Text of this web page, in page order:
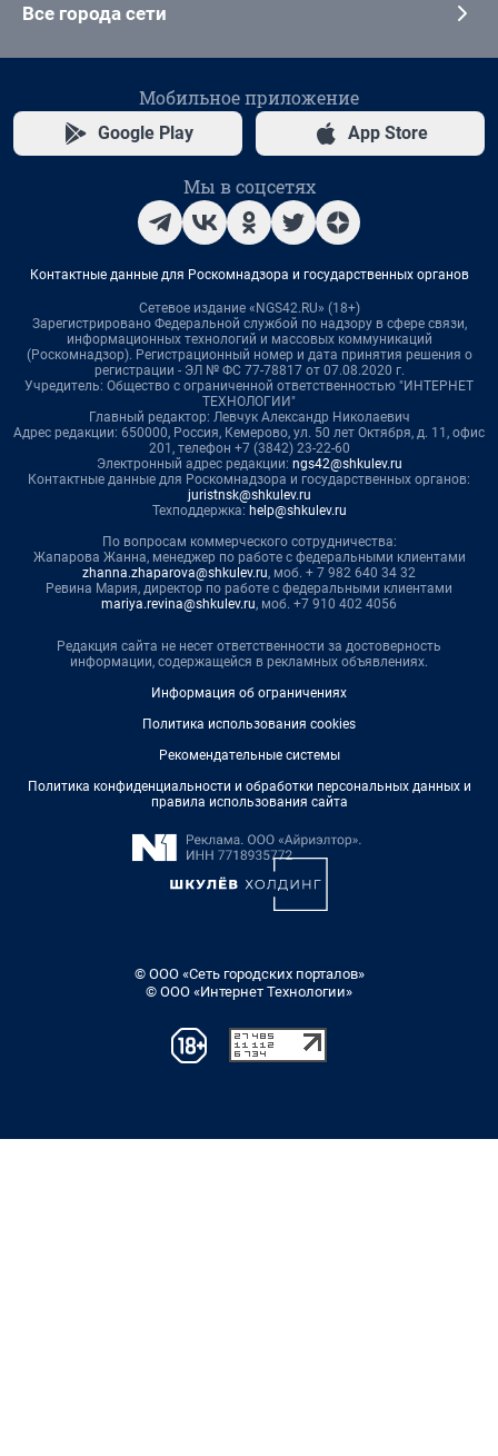
Все города сети
Мобильное приложение
Google Play App Store
Мы в соцсетях
Контактные данные для Роскомнадзора и государственных органов
Сетевое издание «NGS42.RU» (18+)
Зарегистрировано Федеральной службой по надзору в сфере связи,
информационных технологий и массовых коммуникаций
(Роскомнадзор). Регистрационный номер и дата принятия решения о
регистрации - ЭЛ № ФС 77-78817 от 07.08.2020 г.
Учредитель: Общество с ограниченной ответственностью "ИНТЕРНЕТ
ТЕХНОЛОГИИ"
Главный редактор: Левчук Александр Николаевич
Адрес редакции: 650000, Россия, Кемерово, ул. 50 лет Октября, д. 11, офис
201, телефон +7 (3842) 23-22-60
Электронный адрес редакции: ngs42@shkulev.ru
Контактные данные для Роскомнадзора и государственных органов:
juristnsk@shkulev.ru
Техподдержка: help@shkulev.ru
По вопросам коммерческого сотрудничества:
Жапарова Жанна, менеджер по работе с федеральными клиентами
zhanna.zhaparova@shkulev.ru, моб. + 7 982 640 34 32
Ревина Мария, директор по работе с федеральными клиентами
mariya.revina@shkulev.ru, моб. +7 910 402 4056
Редакция сайта не несет ответственности за достоверность
информации, содержащейся в рекламных объявлениях.
Информация об ограничениях
Политика использования cookies
Рекомендательные системы
Политика конфиденциальности и обработки персональных данных и
правила использования сайта
© ООО «Сеть городских порталов»
© ООО «Интернет Технологии»